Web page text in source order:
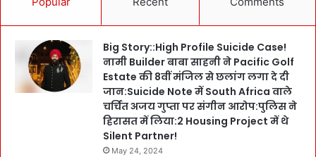
Big Story::High Profile Suicide Case!
नामी Builder बाबा साहनी ने Pacific Golf
Estate की 8वीं मंजिल से छलांग लगा दे दी
जान:Suicide Note में South Africa वाले
चर्चित अजय गुप्ता पर संगीन आरोप:पुलिस ने
हिरासत में लिया:2 Housing Project में थे
Silent Partner!
May 24, 2024